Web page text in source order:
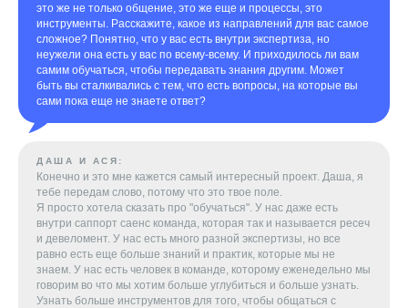
это же не только общение, это же еще и процессы, это
инструменты. Расскажите, какое из направлений для вас самое
сложное? Понятно, что у вас есть внутри экспертиза, но
неужели она есть у вас по всему-всему. И приходилось ли вам
самим обучаться, чтобы передавать знания другим. Может
быть вы сталкивались с тем, что есть вопросы, на которые вы
сами пока еще не знаете ответ?
ДАША И АСЯ:
Конечно и это мне кажется самый интересный проект. Даша, я
тебе передам слово, потому что это твое поле.
Я просто хотела сказать про "обучаться". У нас даже есть
внутри саппорт саенс команда, которая так и называется ресеч
и девеломент. У нас есть много разной экспертизы, но все
равно есть еще больше знаний и практик, которые мы не
знаем. У нас есть человек в команде, которому еженедельно мы
говорим во что мы хотим больше углубиться и больше узнать.
Узнать больше инструментов для того, чтобы общаться с